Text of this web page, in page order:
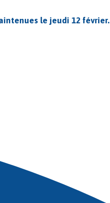
le jeudi 12 février.